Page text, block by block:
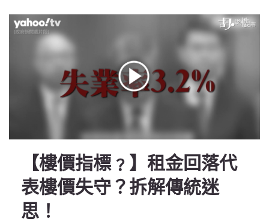
【樓價指標﹖】租金回落代
表樓價失守？拆解傳統迷
思！